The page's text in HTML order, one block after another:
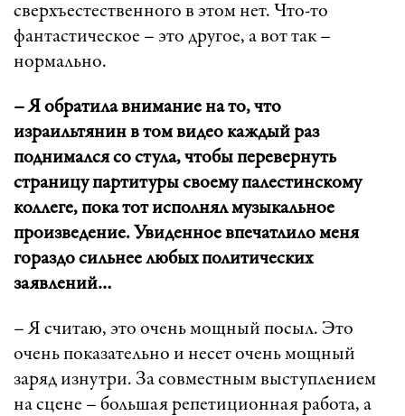
сверхъестественного в этом нет. Что-то
фантастическое – это другое, а вот так –
нормально.
– Я обратила внимание на то, что
израильтянин в том видео каждый раз
поднимался со стула, чтобы перевернуть
страницу партитуры своему палестинскому
коллеге, пока тот исполнял музыкальное
произведение. Увиденное впечатлило меня
гораздо сильнее любых политических
заявлений…
– Я считаю, это очень мощный посыл. Это
очень показательно и несет очень мощный
заряд изнутри. За совместным выступлением
на сцене – большая репетиционная работа, а